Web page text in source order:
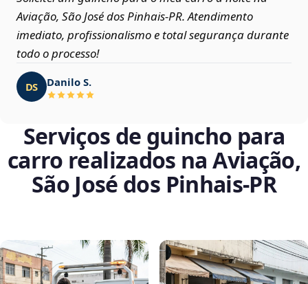
Aviação, São José dos Pinhais‑PR. Atendimento
imediato, profissionalismo e total segurança durante
todo o processo!
DS Danilo S.
Serviços de guincho para
carro realizados na Aviação,
São José dos Pinhais‑PR